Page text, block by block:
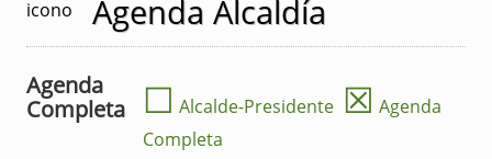
Agenda Alcaldía
Agenda
Completa
☐ Alcalde-Presidente ☒ Agenda
Completa